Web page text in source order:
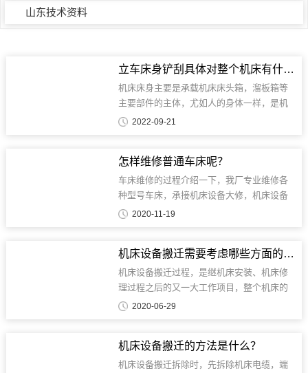
山东技术资料
立车床身铲刮具体对整个机床有什么好处呢？
机床床身主要是承载机床床头箱，溜板箱等
主要部件的主体，尤如人的身体一样，是机
床的主要核心部件，对机床的整体性能具有
2022-09-21
怎样维修普通车床呢？
车床维修的过程介绍一下，我厂专业维修各
种型号车床，承接机床设备大修，机床设备
改造业务。车床维修步骤的介绍：首先：溜
轴承固定的。所以就要先把滑动轴承座取
掉。一般是两只......
2020-11-19
机床设备搬迁需要考虑哪些方面的因素
机床设备搬迁过程，是继机床安装、机床修
理过程之后的又一大工作项目，整个机床的
过程需要进行多方面的考虑，包括搬迁前的
的一步。......
2020-06-29
机床设备搬迁的方法是什么？
机床设备搬迁​拆除时，先拆除机床电缆，端